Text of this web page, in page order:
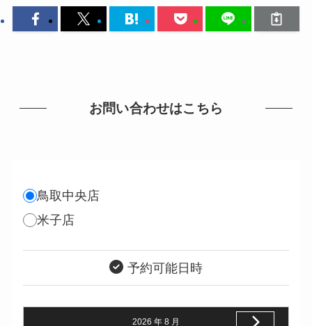
お問い合わせはこちら
鳥取中央店
米子店
予約可能日時